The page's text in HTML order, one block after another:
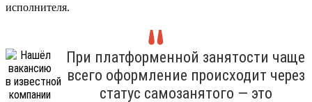
исполнителя.
При платформенной занятости чаще
всего оформление происходит через
статус самозанятого — это